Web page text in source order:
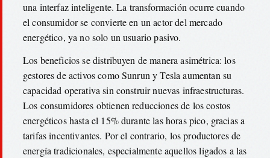
una interfaz inteligente. La transformación ocurre cuando
el consumidor se convierte en un actor del mercado
energético, ya no solo un usuario pasivo.
Los beneficios se distribuyen de manera asimétrica: los
gestores de activos como Sunrun y Tesla aumentan su
capacidad operativa sin construir nuevas infraestructuras.
Los consumidores obtienen reducciones de los costos
energéticos hasta el 15% durante las horas pico, gracias a
tarifas incentivantes. Por el contrario, los productores de
energía tradicionales, especialmente aquellos ligados a las